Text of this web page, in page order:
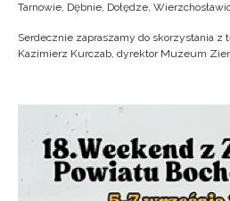
Tarnowie, Dębnie, Dołędze,
Serdecznie zapraszamy do skorzystania z
Kazimierz Kurczab, dyrektor Muzeum